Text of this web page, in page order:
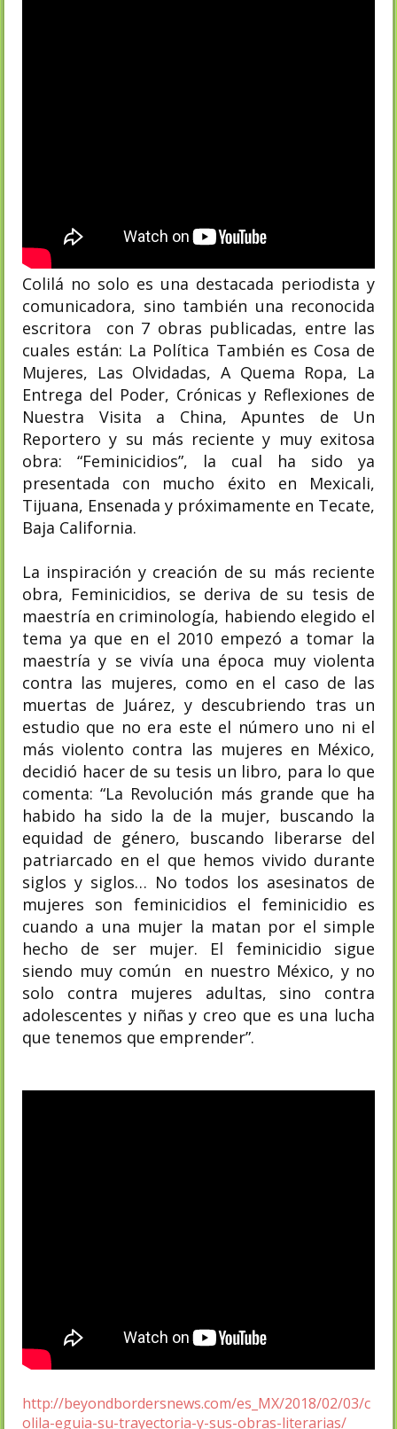
Colilá no solo es una destacada periodista y
comunicadora, sino también una reconocida
escritora con 7 obras publicadas, entre las
cuales están: La Política También es Cosa de
Mujeres, Las Olvidadas, A Quema Ropa, La
Entrega del Poder, Crónicas y Reflexiones de
Nuestra Visita a China, Apuntes de Un
Reportero y su más reciente y muy exitosa
obra: “Feminicidios”, la cual ha sido ya
presentada con mucho éxito en Mexicali,
Tijuana, Ensenada y próximamente en Tecate,
Baja California.
La inspiración y creación de su más reciente
obra, Feminicidios, se deriva de su tesis de
maestría en criminología, habiendo elegido el
tema ya que en el 2010 empezó a tomar la
maestría y se vivía una época muy violenta
contra las mujeres, como en el caso de las
muertas de Juárez, y descubriendo tras un
estudio que no era este el número uno ni el
más violento contra las mujeres en México,
decidió hacer de su tesis un libro, para lo que
comenta: “La Revolución más grande que ha
habido ha sido la de la mujer, buscando la
equidad de género, buscando liberarse del
patriarcado en el que hemos vivido durante
siglos y siglos… No todos los asesinatos de
mujeres son feminicidios el feminicidio es
cuando a una mujer la matan por el simple
hecho de ser mujer. El feminicidio sigue
siendo muy común en nuestro México, y no
solo contra mujeres adultas, sino contra
adolescentes y niñas y creo que es una lucha
que tenemos que emprender”.
http://beyondbordersnews.com/es_MX/2018/02/03/c
olila-eguia-su-trayectoria-y-sus-obras-literarias/